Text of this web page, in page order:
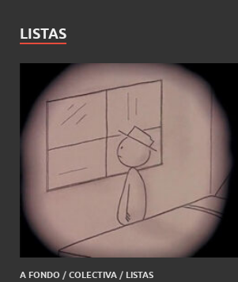
LISTAS
A FONDO / COLECTIVA / LISTAS